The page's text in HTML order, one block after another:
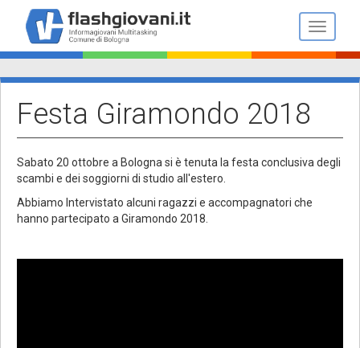
contenuto
principale
Toggle
Festa Giramondo 2018
Sabato 20 ottobre a Bologna si è tenuta la festa conclusiva degli
scambi e dei soggiorni di studio all'estero.
Abbiamo Intervistato alcuni ragazzi e accompagnatori che
hanno partecipato a Giramondo 2018.